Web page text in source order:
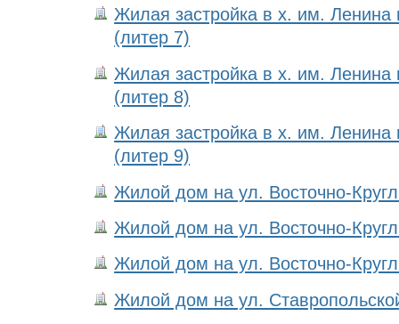
Жилая застройка в х. им. Ленина
(литер 7)
Жилая застройка в х. им. Ленина
(литер 8)
Жилая застройка в х. им. Ленина
(литер 9)
Жилой дом на ул. Восточно-
Жилой дом на ул. Восточно-
Жилой дом на ул. Восточно-
Жилой дом на ул.